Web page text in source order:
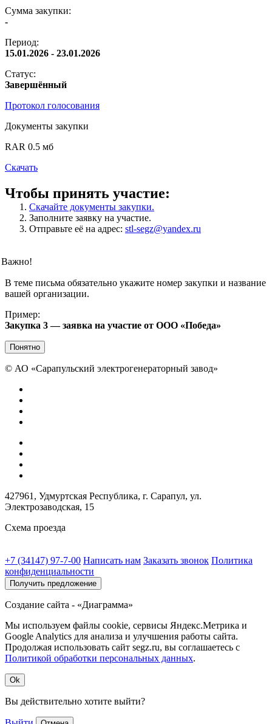
Сумма закупки:
-
Период:
15.01.2026 - 23.01.2026
Статус:
Завершённый
Протокол голосования
Документы закупки
RAR 0.5 мб
Скачать
Чтобы принять участие:
Скачайте документы закупки.
Заполните заявку на участие.
Отправьте её на адрес: stl-segz@yandex.ru
Важно!
В теме письма обязательно укажите номер закупки и название
вашей организации.
Пример:
Закупка 3 — заявка на участие от ООО «Победа»
Понятно
© АО «Сарапульский электрогенераторный завод»
427961, Удмуртская Республика, г. Сарапул, ул.
Электрозаводская, 15
Схема проезда
+7 (34147) 97-7-00 Написать нам Заказать звонок Политика
конфиденциальности
Получить предложение
Создание сайта - «Диаграмма»
Мы используем файлы cookie, сервисы Яндекс.Метрика и
Google Analytics для анализа и улучшения работы сайта.
Продолжая использовать сайт segz.ru, вы соглашаетесь с
Политикой обработки персональных данных.
Ok
Вы действительно хотите выйти?